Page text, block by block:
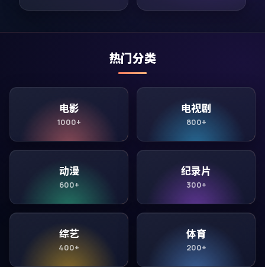
热门分类
电影
1000+
电视剧
800+
动漫
600+
纪录片
300+
综艺
400+
体育
200+